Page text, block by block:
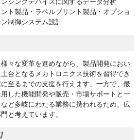
シングデバイスに関するデータ分析
ト製品・ラベルプリント製品・オプショ
制御システム設計
々な変革を進めながら、製品開発におい
台となるメカトロニクス技術を習得でき
至るまでの支援を行えます。一方で、最
した機能開発や販売・市場サポートと一
ど多岐にわたる業務に携われるため、広
と考えています。